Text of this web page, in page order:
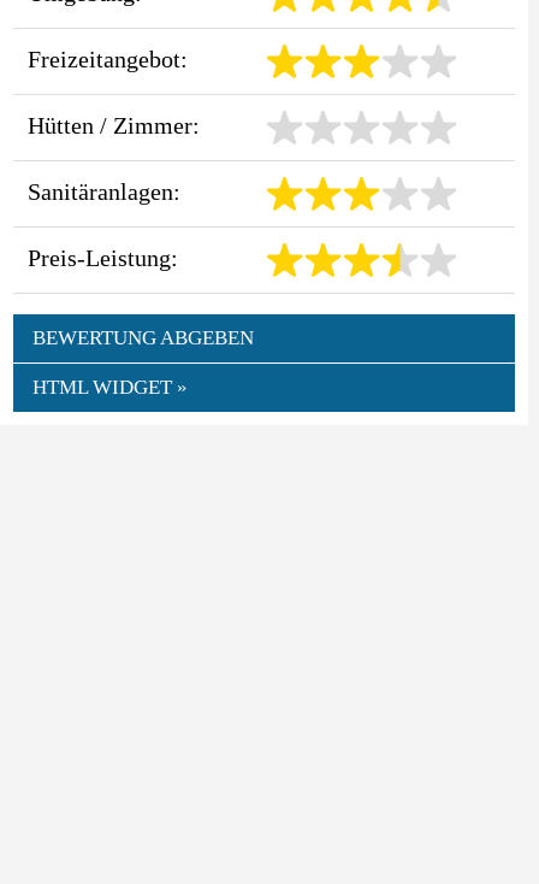
Freizeitangebot:
Hütten / Zimmer:
Sanitäranlagen:
Preis-Leistung:
BEWERTUNG ABGEBEN
HTML WIDGET »